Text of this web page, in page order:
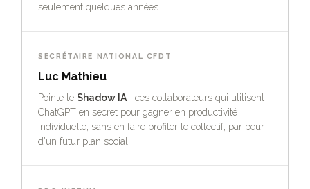
seulement quelques années.
SECRÉTAIRE NATIONAL CFDT
Luc Mathieu
Pointe leShadow IA : ces collaborateurs qui utilisent
ChatGPT en secret pour gagner en productivité
individuelle, sans en faire profiter le collectif, par peur
d'un futur plan social.